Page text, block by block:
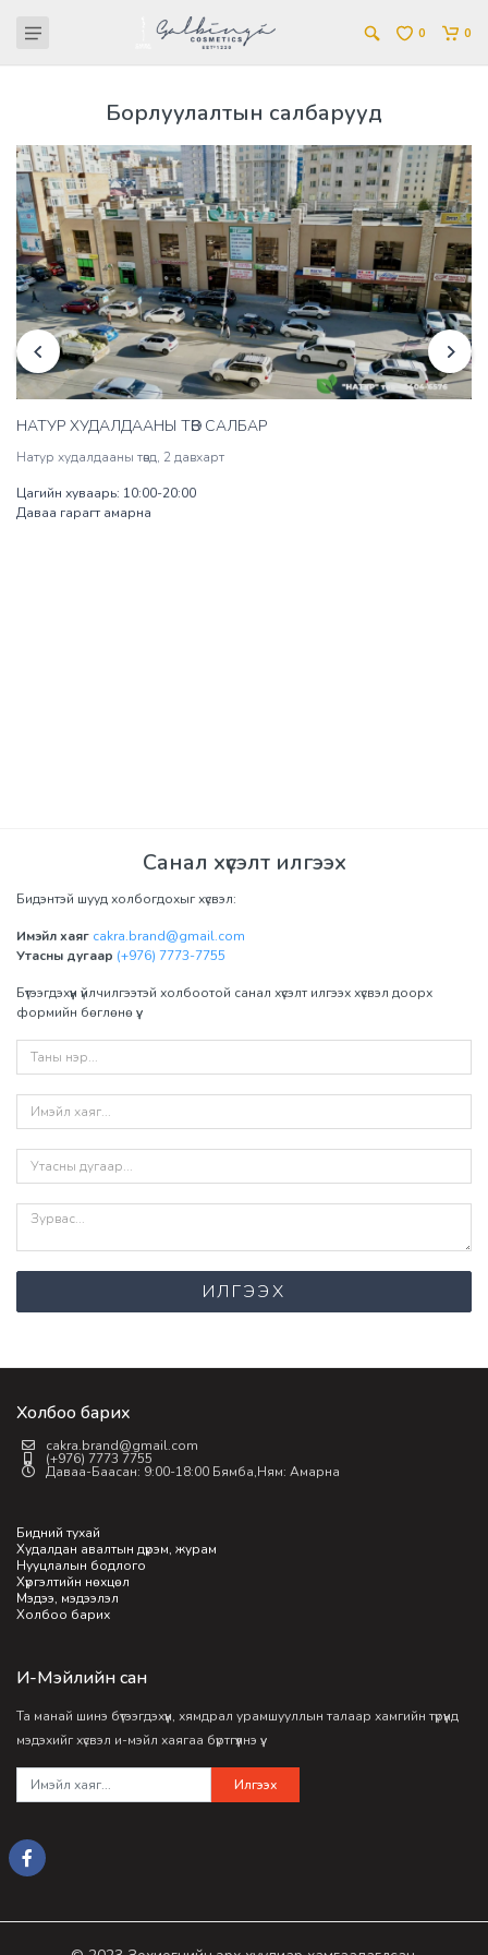
0 0
Борлуулалтын салбарууд
НАТУР ХУДАЛДААНЫ ТӨВ САЛБАР
Натур худалдааны төвд, 2 давхарт
Цагийн хуваарь: 10:00-20:00
Даваа гарагт амарна
Санал хүсэлт илгээх
Бидэнтэй шууд холбогдохыг хүсвэл:
Имэйл хаяг cakra.brand@gmail.com
Утасны дугаар (+976) 7773-7755
Бүтээгдэхүүн үйлчилгээтэй холбоотой санал хүсэлт илгээх хүсвэл доорх
формийн бөглөнө үү.
ИЛГЭЭХ
Холбоо барих
cakra.brand@gmail.com
(+976) 7773 7755
Даваа-Баасан: 9:00-18:00 Бямба,Ням: Амарна
Бидний тухай
Худалдан авалтын дүрэм, журам
Нууцлалын бодлого
Хүргэлтийн нөхцөл
Мэдээ, мэдээлэл
Холбоо барих
И-Мэйлийн сан
Та манай шинэ бүтээгдэхүүн, хямдрал урамшууллын талаар хамгийн түрүүнд
мэдэхийг хүсвэл и-мэйл хаягаа бүртгүүлнэ үү.
Илгээх